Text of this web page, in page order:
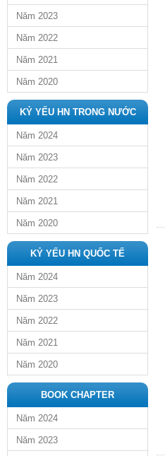
Năm 2023
Năm 2022
Năm 2021
Năm 2020
KỶ YẾU HN TRONG NƯỚC
Năm 2024
Năm 2023
Năm 2022
Năm 2021
Năm 2020
KỶ YẾU HN QUỐC TẾ
Năm 2024
Năm 2023
Năm 2022
Năm 2021
Năm 2020
BOOK CHAPTER
Năm 2024
Năm 2023